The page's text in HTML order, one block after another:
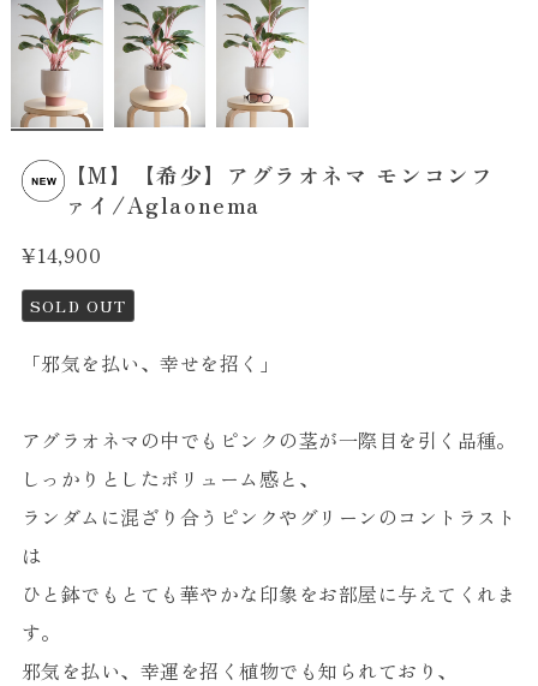
【M】【希少】アグラオネマ モンコンフ
ァイ/Aglaonema
¥14,900
SOLD OUT
「邪気を払い、幸せを招く」
アグラオネマの中でもピンクの茎が一際目を引く品種。
しっかりとしたボリューム感と、
ランダムに混ざり合うピンクやグリーンのコントラスト
は
ひと鉢でもとても華やかな印象をお部屋に与えてくれま
す。
邪気を払い、幸運を招く植物でも知られており、